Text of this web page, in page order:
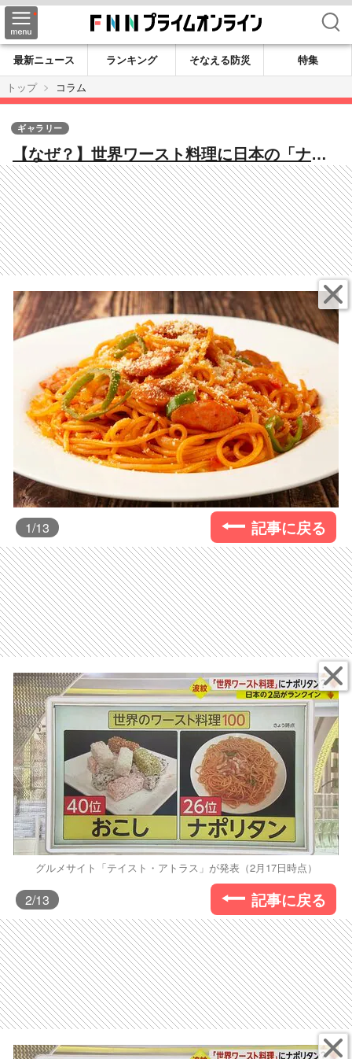
検索
最新ニュース ランキング そなえる防災
特集
トップ
コラム
【なぜ？】世界ワースト料理に日本の「ナポ
リタン」とあの和菓子がランクイン ネット
では「納豆が入ってないのは意外」の声も
ギャラリー
1/13 記事に戻る
グルメサイト「テイスト・アトラス」が発表（2月17日時点）
2/13 記事に戻る